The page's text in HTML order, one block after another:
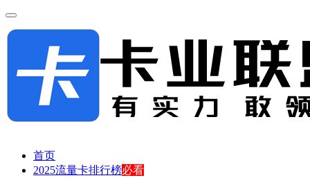
首页
2025流量卡排行榜必看